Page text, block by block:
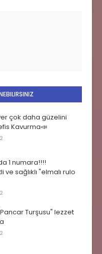
çok daha güzelini
Kavurma📣
1 numara!!!!
ve sağlıklı "elmalı rulo
Turşusu" lezzet